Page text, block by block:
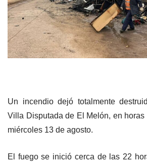
Un incendio dejó totalmente
Villa Disputada de El Melón, en
miércoles 13 de agosto.
El fuego se inició cerca de las 22